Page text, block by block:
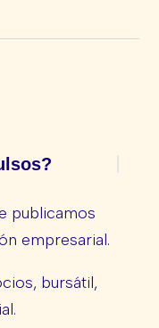
publicamos
empresarial.
bursátil,